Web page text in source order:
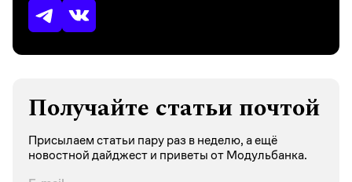
Получайте статьи почтой
Присылаем статьи пару раз в неделю, а ещё
новостной дайджест и приветы от Модульбанка.